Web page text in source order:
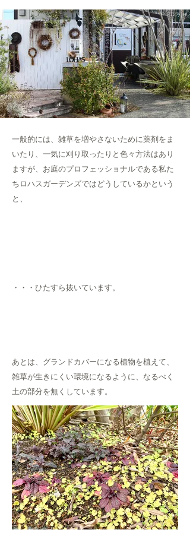
一般的には、雑草を増やさないために薬剤をま
いたり、一気に刈り取ったりと色々方法はあり
ますが、お庭のプロフェッショナルである私た
ちロハスガーデンズではどうしているかという
と、
・・・ひたすら抜いています。
あとは、グランドカバーになる植物を植えて、
雑草が生きにくい環境になるように、なるべく
土の部分を無くしています。